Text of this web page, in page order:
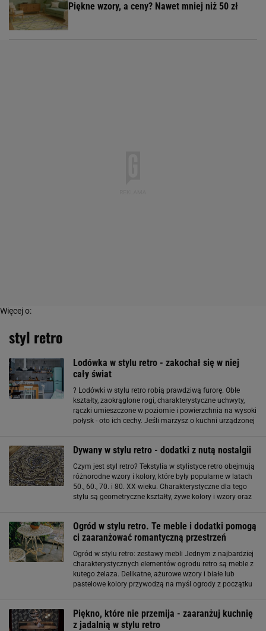
Piękne wzory, a ceny? Nawet mniej niż 50 zł
Więcej o:
styl retro
Lodówka w stylu retro - zakochał się w niej
cały świat
? Lodówki w stylu retro robią prawdziwą furorę. Obłe
kształty, zaokrąglone rogi, charakterystyczne uchwyty,
rączki umieszczone w poziomie i powierzchnia na wysoki
połysk - oto ich cechy. Jeśli marzysz o kuchni urządzonej
Dywany w stylu retro - dodatki z nutą nostalgii
Czym jest styl retro? Tekstylia w stylistyce retro obejmują
różnorodne wzory i kolory, które były popularne w latach
50., 60., 70. i 80. XX wieku. Charakterystyczne dla tego
stylu są geometryczne kształty, żywe kolory i wzory oraz
Ogród w stylu retro. Te meble i dodatki pomogą
ci zaaranżować romantyczną przestrzeń
Ogród w stylu retro: zestawy mebli Jednym z najbardziej
charakterystycznych elementów ogrodu retro są meble z
kutego żelaza. Delikatne, ażurowe wzory i białe lub
pastelowe kolory przywodzą na myśl ogrody z początku
Piękno, które nie przemija - zaaranżuj kuchnię
z jadalnią w stylu retro